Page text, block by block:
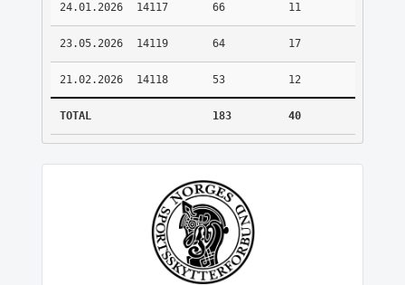
24.01.2026 14117 66 11
23.05.2026 14119 64 17
21.02.2026 14118 53 12
TOTAL 183 40